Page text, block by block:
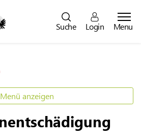
Steinen Suche Login Menu
Menü anzeigen